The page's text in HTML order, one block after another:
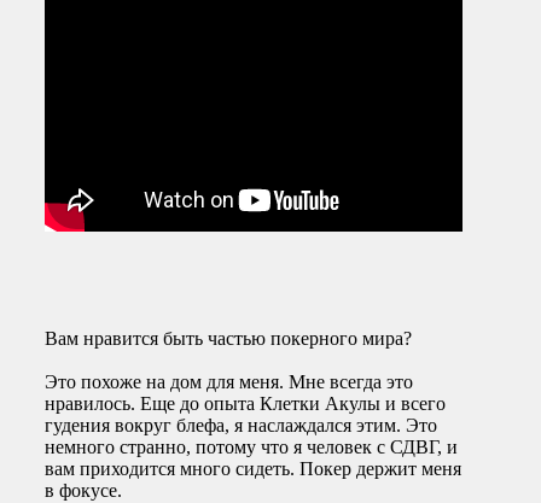
Вам нравится быть частью покерного мира?
Это похоже на дом для меня. Мне всегда это
нравилось. Еще до опыта Клетки Акулы и всего
гудения вокруг блефа, я наслаждался этим. Это
немного странно, потому что я человек с СДВГ, и
вам приходится много сидеть. Покер держит меня
в фокусе.